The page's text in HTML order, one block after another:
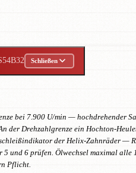
Schließen
bei 7.900 U/min — hochdrehender
der Drehzahlgrenze ein Hochton-
der Helix-Zahnräder —
und 6 prüfen. Ölwechsel maximal
Pflicht.